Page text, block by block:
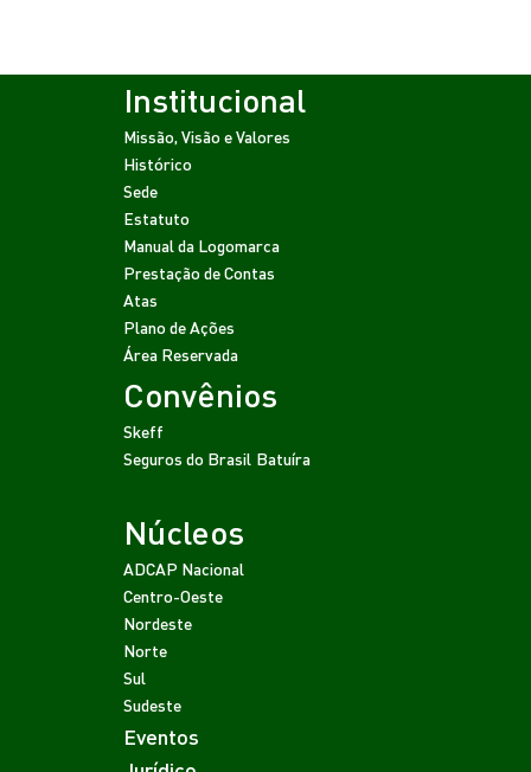
Institucional
Missão, Visão e Valores
Histórico
Sede
Estatuto
Manual da Logomarca
Prestação de Contas
Atas
Plano de Ações
Área Reservada
Convênios
Skeff
Seguros do Brasil Batuíra
Núcleos
ADCAP Nacional
Centro-Oeste
Nordeste
Norte
Sul
Sudeste
Eventos